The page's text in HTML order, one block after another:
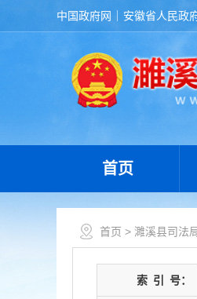
中国政府网 安徽省人民政
首页
首页 > 濉溪县司法
索 引 号：